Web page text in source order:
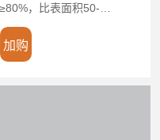
，比表面积50-
杂质尺寸。可高效吸附
95%）、悬浮物及有机污
加购